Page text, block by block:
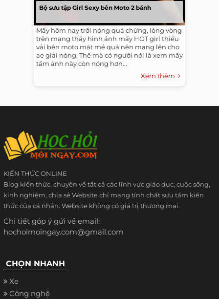
Bộ sưu tập Girl Sexy bên Moto 2 bánh
Mấy hôm nay trời nóng quá chừng, lòng vòng
trên mạng thấy hình ảnh mấy HOT girl thiếu
vải bên moto mát mẻ quá nên mang lên cho
ae giải nóng. Thế mà có người nói là xem mấy
tấm ảnh này còn nóng hơn...
Xem thêm
KIẾN THỨC ONLINE
Blog kiến thức, chuyên về tất cả các lĩnh vực giáo dục, cuộc sống,
kinh nghiệm, chia sẻ Website chỉ mang tính chất sưu tầm kiến
thức của cá nhân. Website không có giá trị thương mại.
Chi tiết góp ý gửi về email:
hochoimoingay.com@gmail.com
CHỌN NHANH
Xe
Công nghệ